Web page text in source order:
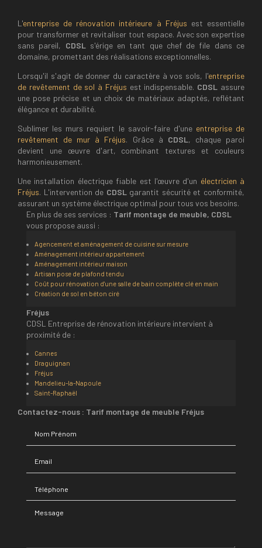
L'entreprise de rénovation intérieure à Fréjus est essentielle
pour transformer et revitaliser tout espace. Avec son expertise
sans pareil, CDSL s'érige en tant que chef de file dans ce
domaine, promettant des réalisations exceptionnelles.
Lorsqu'il s'agit de donner du caractère à vos sols, l'entreprise
de revêtement de sol à Fréjus est indispensable. CDSL assure
une pose précise et un choix de matériaux adaptés, reflétant
élégance et durabilité.
Sublimer les murs requiert le savoir-faire d'une entreprise de
revêtement de mur à Fréjus. Grâce à CDSL, chaque paroi
devient une œuvre d'art, combinant textures et couleurs
harmonieusement.
Une installation électrique fiable est l'œuvre d'un électricien à
Fréjus. L'intervention de CDSL garantit sécurité et conformité,
assurant un système électrique optimal pour tous vos besoins.
En plus de ses services : Tarif montage de meuble, CDSL
vous propose aussi :
Agencement et aménagement de cuisine sur mesure
Aménagement intérieur appartement
Aménagement intérieur maison
Artisan pose de plafond tendu
Coût pour rénovation d'une salle de bain complète clé en main
Création de sol en béton ciré
Fréjus
CDSL Entreprise de rénovation intérieure intervient à
proximité de :
Cannes
Draguignan
Fréjus
Mandelieu-la-Napoule
Saint-Raphaël
Contactez-nous : Tarif montage de meuble Fréjus
Message